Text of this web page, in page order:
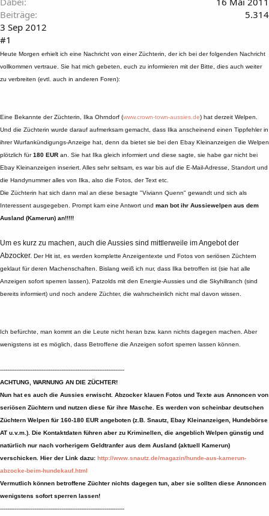
Beiträge
5.314
3 Sep 2012
#1
Heute Morgen erhielt ich eine Nachricht von einer Züchterin, der ich bei der folgenden Nachricht
vollkommen vertraue. Sie hat mich gebeten, euch zu informieren mit der Bitte, dies auch weiter
zu verbreiten (evtl. auch in anderen Foren):
Eine Bekannte der Züchterin, Ilka Ohrndorf (www.crown-town-aussies.de) hat derzeit Welpen.
Und die Züchterin wurde darauf aufmerksam gemacht, dass Ilka anscheinend einen Tippfehler in
ihrer Wurfankündigungs-Anzeige hat, denn da bietet sie bei den Ebay Kleinanzeigen die Welpen
plötzlich für180 EUR an. Sie hat Ilka gleich informiert und diese sagte, sie habe gar nicht bei
Ebay Kleinanzeigen inseriert. Alles sehr seltsam, es war bis auf die E-Mail-Adresse, Standort und
die Handynummer alles von Ilka, also die Fotos, der Text etc.
Die Züchterin hat sich dann mal an diese besagte "Viviann Quenn" gewandt und sich als
Interessent ausgegeben. Prompt kam eine Antwort und man bot ihr Aussiewelpen aus dem
Ausland (Kamerun) an!!!!!
Um es kurz zu machen, auch die Aussies sind mittlerweile im Angebot der
Abzocker. Der Hit ist, es werden komplette Anzeigentexte und Fotos von seriösen Züchtern
geklaut für deren Machenschaften. Bislang weiß ich nur, dass Ilka betroffen ist (sie hat alle
Anzeigen sofort sperren lassen), Patzolds mit den Energie-Aussies und die Skyhillranch (sind
bereits informiert) und noch andere Züchter, die wahrscheinlich nicht mal davon wissen.
Ich befürchte, man kommt an die Leute nicht heran bzw. kann nichts dagegen machen. Aber
wenigstens ist es möglich, dass Betroffene die Anzeigen sofort sperren lassen können.
---------------------------------------------------------------------
ACHTUNG, WARNUNG AN DIE ZÜCHTER!
Nun hat es auch die Aussies erwischt. Abzocker klauen Fotos und Texte aus Annoncen von
seriösen Züchtern und nutzen diese für ihre Masche. Es werden von scheinbar deutschen
Züchtern Welpen für 160-180 EUR angeboten (z.B. Snautz, Ebay Kleinanzeigen, Hundebörse
AT u.v.m.). Die Kontaktdaten führen aber zu Kriminellen, die angeblich Welpen günstig und
natürlich nur nach vorherigem Geldtranfer aus dem Ausland (aktuell Kamerun)
verschicken. Hier der Link dazu: http://www.snautz.de/magazin/hunde-aus-kamerun-
abzocke-beim-hundekauf.html
Vermutlich können betroffene Züchter nichts dagegen tun, aber sie sollten diese Annoncen
wenigstens sofort sperren lassen!
---------------------------------------------------------------------